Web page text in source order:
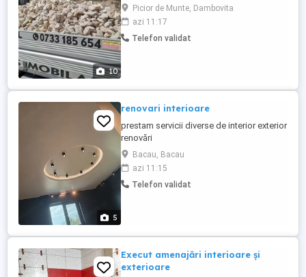
10
Picior de Munte, Dambovita
azi 11:17
Telefon validat
5
renovari interioare
prestam servicii diverse de interior exterior
renovări
Bacau, Bacau
azi 11:15
Telefon validat
Execut amenajări interioare și
exterioare